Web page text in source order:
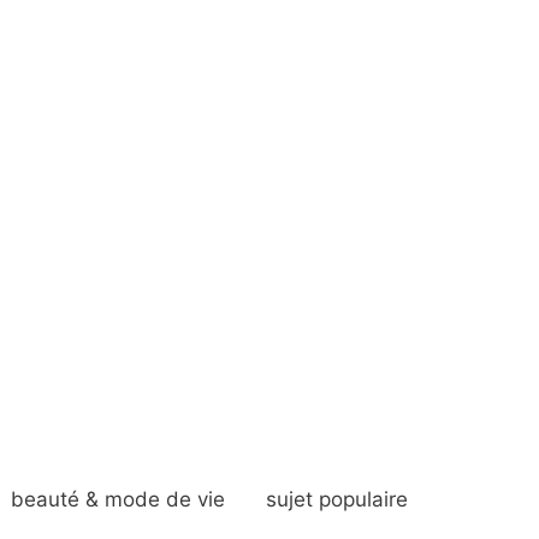
beauté & mode de vie sujet populaire